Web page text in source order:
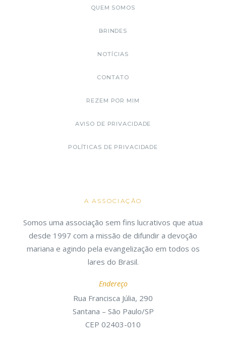
QUEM SOMOS
BRINDES
NOTÍCIAS
CONTATO
REZEM POR MIM
AVISO DE PRIVACIDADE
POLÍTICAS DE PRIVACIDADE
A ASSOCIAÇÃO
Somos uma associação sem fins lucrativos que atua
desde 1997 com a missão de difundir a devoção
mariana e agindo pela evangelização em todos os
lares do Brasil.
Endereço
Rua Francisca Júlia, 290
Santana – São Paulo/SP
CEP 02403-010